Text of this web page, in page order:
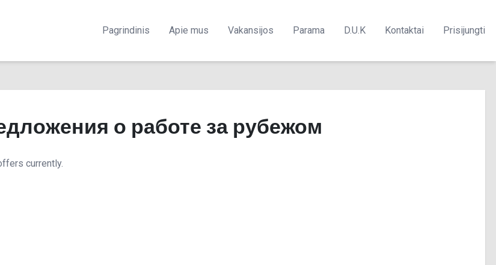
Pagrindinis Apie mus Vakansijos Parama D.U.K Kontaktai Prisijungti
о работе за рубежом
currently.